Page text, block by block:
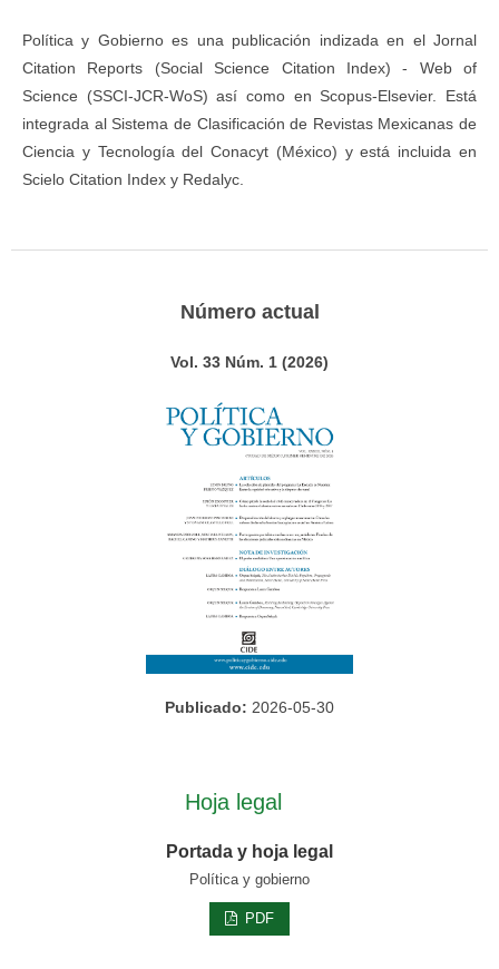
Política y Gobierno es una publicación indizada en el Jornal
Citation Reports (Social Science Citation Index) - Web of
Science (SSCI-JCR-WoS) así como en Scopus-Elsevier. Está
integrada al Sistema de Clasificación de Revistas Mexicanas de
Ciencia y Tecnología del Conacyt (México) y está incluida en
Scielo Citation Index y Redalyc.
Número actual
Vol. 33 Núm. 1 (2026)
Publicado: 2026-05-30
Hoja legal
Portada y hoja legal
Política y gobierno
PDF